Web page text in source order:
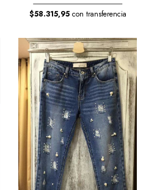
$58.315,95con transferencia